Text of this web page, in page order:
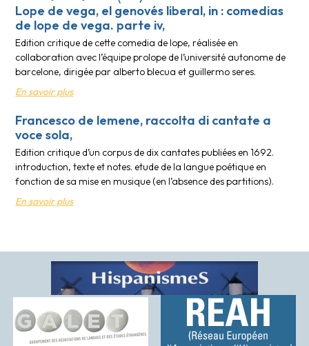
Lope de vega, el genovés liberal, in : comedias
de lope de vega. parte iv,
Edition critique de cette comedia de lope, réalisée en
collaboration avec l’équipe prolope de l’université autonome de
barcelone, dirigée par alberto blecua et guillermo seres.
En savoir plus
Francesco de lemene, raccolta di cantate a
voce sola,
Edition critique d’un corpus de dix cantates publiées en 1692.
introduction, texte et notes. etude de la langue poétique en
fonction de sa mise en musique (en l’absence des partitions).
En savoir plus